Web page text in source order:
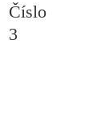
Číslo
3